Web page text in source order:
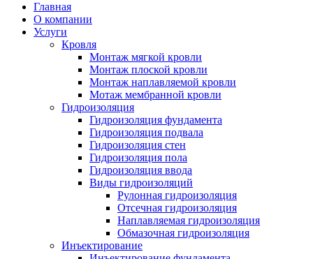
Главная
О компании
Услуги
Кровля
Монтаж мягкой кровли
Монтаж плоской кровли
Монтаж наплавляемой кровли
Мотаж мембранной кровли
Гидроизоляция
Гидроизоляция фундамента
Гидроизоляция подвала
Гидроизоляция стен
Гидроизоляция пола
Гидроизоляция ввода
Виды гидроизоляций
Рулонная гидроизоляция
Отсечная гидроизоляция
Наплавляемая гидроизоляция
Обмазочная гидроизоляция
Инъектирование